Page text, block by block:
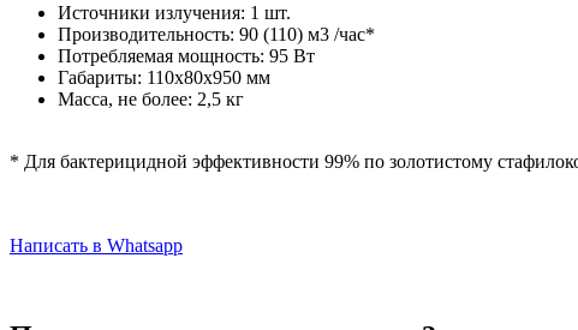
Источники излучения: 1 шт.
Производительность: 90 (110) м3 /час*
Потребляемая мощность: 95 Вт
Габариты: 110х80х950 мм
Масса, не более: 2,5 кг
* Для бактерицидной эффективности 99% по золотистому
Написать в Whatsapp